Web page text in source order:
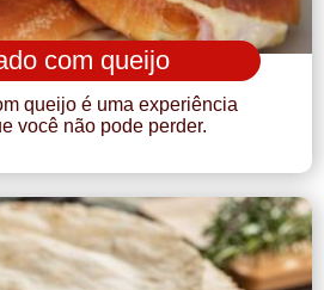
com queijo
queijo é uma experiência
você não pode perder.